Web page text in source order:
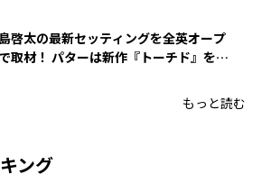
啓太の最新セッティングを全英オープ
取材！ パターは新作『トーチド』を投
もっと読む
ング